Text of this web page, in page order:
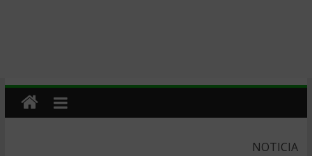
NOTICIA